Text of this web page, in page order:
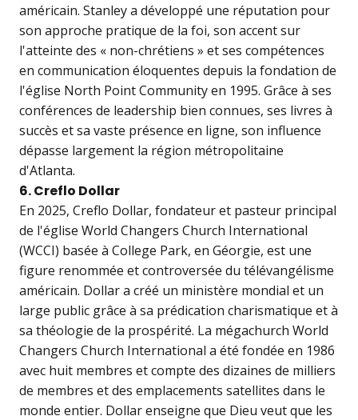
américain. Stanley a développé une réputation pour
son approche pratique de la foi, son accent sur
l'atteinte des « non-chrétiens » et ses compétences
en communication éloquentes depuis la fondation de
l'église North Point Community en 1995. Grâce à ses
conférences de leadership bien connues, ses livres à
succès et sa vaste présence en ligne, son influence
dépasse largement la région métropolitaine
d'Atlanta.
6. Creflo Dollar
En 2025, Creflo Dollar, fondateur et pasteur principal
de l'église World Changers Church International
(WCCI) basée à College Park, en Géorgie, est une
figure renommée et controversée du télévangélisme
américain. Dollar a créé un ministère mondial et un
large public grâce à sa prédication charismatique et à
sa théologie de la prospérité. La mégachurch World
Changers Church International a été fondée en 1986
avec huit membres et compte des dizaines de milliers
de membres et des emplacements satellites dans le
monde entier. Dollar enseigne que Dieu veut que les